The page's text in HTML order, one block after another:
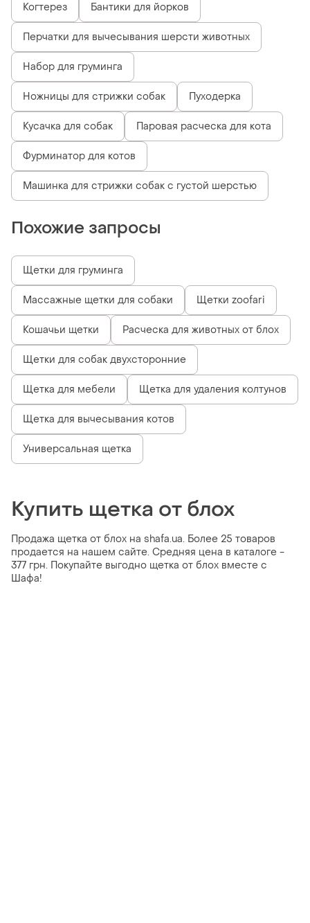
Когтерез Бантики для йорков
Перчатки для вычесывания шерсти животных
Набор для груминга
Ножницы для стрижки собак Пуходерка
Кусачка для собак Паровая расческа для кота
Фурминатор для котов
Машинка для стрижки собак с густой шерстью
Похожие запросы
Щетки для груминга
Массажные щетки для собаки Щетки zoofari
Кошачьи щетки Расческа для животных от блох
Щетки для собак двухсторонние
Щетка для мебели Щетка для удаления колтунов
Щетка для вычесывания котов
Универсальная щетка
Купить щетка от блох
Продажа щетка от блох на shafa.ua. Более 25 товаров
продается на нашем сайте. Средняя цена в каталоге -
377 грн. Покупайте выгодно щетка от блох вместе с
Шафа!